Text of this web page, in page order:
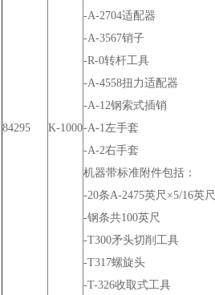
84295 K-1000
-A-2704适配器
-A-3567销子
-R-0转杆工具
-A-4558扭力适配器
-A-12钢索式插销
-A-1左手套
-A-2右手套
机器带标准附件包括：
-20条A-2475英尺×5/16英尺
-钢条共100英尺
-T300矛头切削工具
-T317螺旋头
-T-326收取式工具